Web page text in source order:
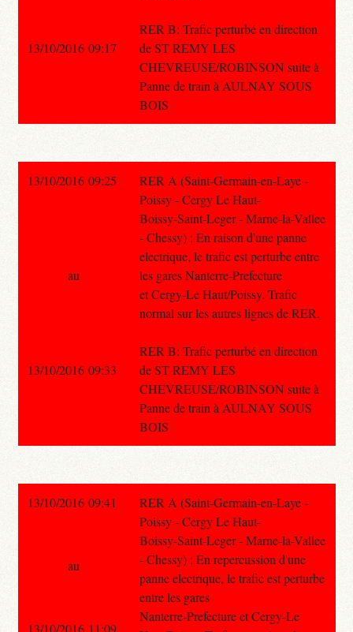
RER B: Trafic perturbé en direction
de ST REMY LES
CHEVREUSE/ROBINSON suite à
Panne de train à AULNAY SOUS
BOIS
13/10/2016 09:17
13/10/2016 09:25
RER A (Saint-Germain-en-Laye -
Poissy - Cergy Le Haut-
Boissy-Saint-Leger - Marne-la-Vallee
- Chessy) : En raison d'une panne
electrique, le trafic est perturbe entre
les gares Nanterre-Prefecture
et Cergy-Le Haut/Poissy. Trafic
normal sur les autres lignes de RER.
RER B: Trafic perturbé en direction
de ST REMY LES
CHEVREUSE/ROBINSON suite à
Panne de train à AULNAY SOUS
BOIS
au
13/10/2016 09:33
13/10/2016 09:41
RER A (Saint-Germain-en-Laye -
Poissy - Cergy Le Haut-
Boissy-Saint-Leger - Marne-la-Vallee
- Chessy) : En repercussion d'une
panne electrique, le trafic est perturbe
entre les gares
Nanterre-Prefecture et Cergy-Le
au
13/10/2016 11:09